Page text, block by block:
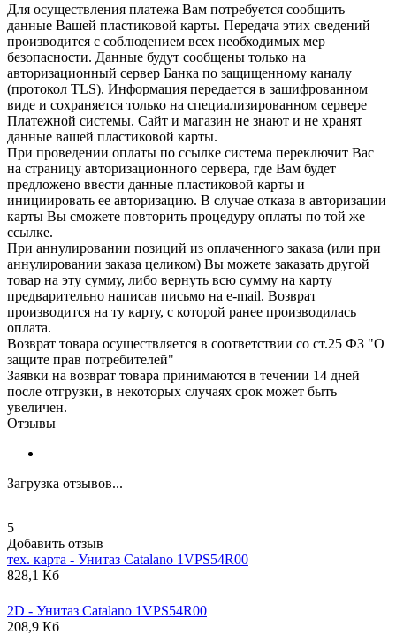
Для осуществления платежа Вам потребуется сообщить
данные Вашей пластиковой карты. Передача этих сведений
производится с соблюдением всех необходимых мер
безопасности. Данные будут сообщены только на
авторизационный сервер Банка по защищенному каналу
(протокол TLS). Информация передается в зашифрованном
виде и сохраняется только на специализированном сервере
Платежной системы. Сайт и магазин не знают и не хранят
данные вашей пластиковой карты.
При проведении оплаты по ссылке система переключит Вас
на страницу авторизационного сервера, где Вам будет
предложено ввести данные пластиковой карты и
инициировать ее авторизацию. В случае отказа в авторизации
карты Вы сможете повторить процедуру оплаты по той же
ссылке.
При аннулировании позиций из оплаченного заказа (или при
аннулировании заказа целиком) Вы можете заказать другой
товар на эту сумму, либо вернуть всю сумму на карту
предварительно написав письмо на e-mail. Возврат
производится на ту карту, с которой ранее производилась
оплата.
Возврат товара осуществляется в соответствии со ст.25 ФЗ "О
защите прав потребителей"
Заявки на возврат товара принимаются в течении 14 дней
после отгрузки, в некоторых случаях срок может быть
увеличен.
Отзывы
Загрузка отзывов...
5
Добавить отзыв
тех. карта - Унитаз Catalano 1VPS54R00
828,1 Кб
2D - Унитаз Catalano 1VPS54R00
208,9 Кб